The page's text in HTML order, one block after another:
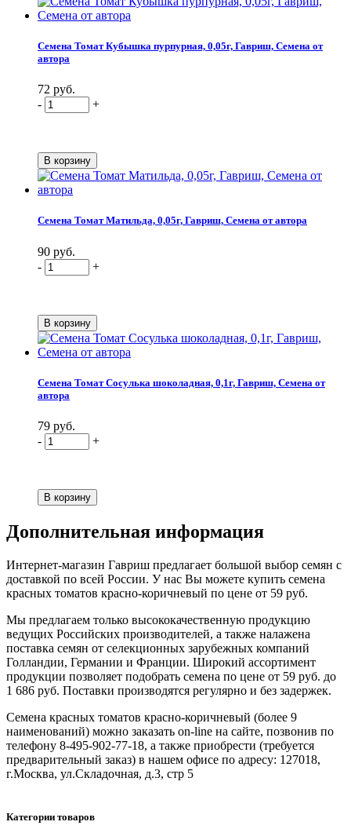
Семена Томат Кубышка пурпурная, 0,05г, Гавриш, Семена от
автора
72 руб.
-
+
Семена Томат Матильда, 0,05г, Гавриш, Семена от автора
90 руб.
-
+
Семена Томат Сосулька шоколадная, 0,1г, Гавриш, Семена от
автора
79 руб.
-
+
Дополнительная информация
Интернет-магазин Гавриш предлагает большой выбор семян с
доставкой по всей России. У нас Вы можете купить семена
красных томатов красно-коричневый по цене от 59 руб.
Мы предлагаем только высококачественную продукцию
ведущих Российских производителей, а также налажена
поставка семян от селекционных зарубежных компаний
Голландии, Германии и Франции. Широкий ассортимент
продукции позволяет подобрать семена по цене от 59 руб. до
1 686 руб. Поставки производятся регулярно и без задержек.
Семена красных томатов красно-коричневый (более 9
наименований) можно заказать on-line на сайте, позвонив по
телефону 8-495-902-77-18, а также приобрести (требуется
предварительный заказ) в нашем офисе по адресу: 127018,
г.Москва, ул.Складочная, д.3, стр 5
Категории товаров